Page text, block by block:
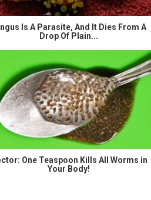
Is A Parasite, And It Dies From A
Drop Of Plain...
One Teaspoon Kills All Worms in
Your Body!